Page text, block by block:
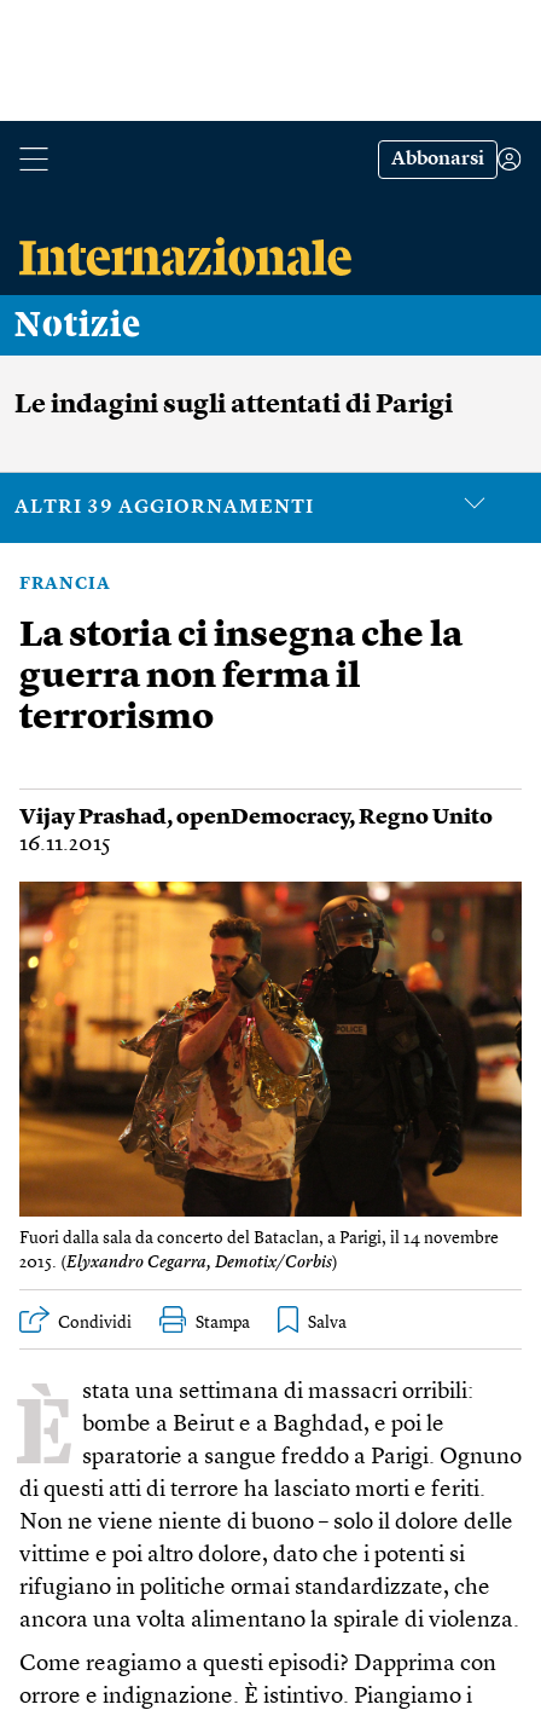
Abbonarsi
Notizie
Le indagini sugli attentati di Parigi
ALTRI 39 AGGIORNAMENTI
FRANCIA
La storia ci insegna che la
guerra non ferma il
terrorismo
Vijay Prashad,openDemocracy,Regno Unito
16.11.2015
Fuori dalla sala da concerto del Bataclan, a Parigi, il 14 novembre
2015. (Elyxandro Cegarra, Demotix/Corbis)
Condividi Stampa
È stata una settimana di massacri orribili:
bombe a Beirut e a Baghdad, e poi le
sparatorie a sangue freddo a Parigi. Ognuno
di questi atti di terrore ha lasciato morti e feriti.
Non ne viene niente di buono – solo il dolore delle
vittime e poi altro dolore, dato che i potenti si
rifugiano in politiche ormai standardizzate, che
ancora una volta alimentano la spirale di violenza.
Come reagiamo a questi episodi? Dapprima con
orrore e indignazione. È istintivo. Piangiamo i